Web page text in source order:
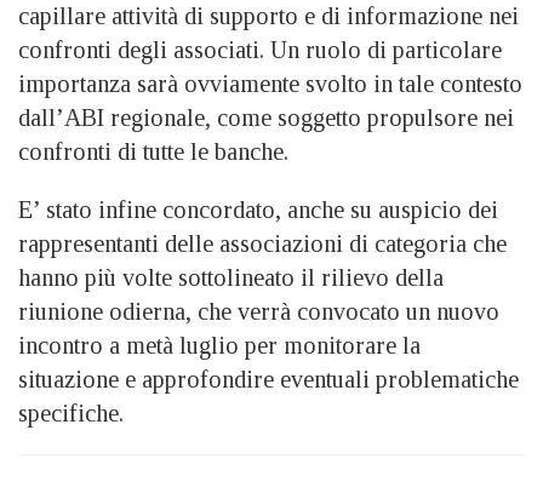
capillare attività di supporto e di informazione nei
confronti degli associati. Un ruolo di particolare
importanza sarà ovviamente svolto in tale contesto
dall’ABI regionale, come soggetto propulsore nei
confronti di tutte le banche.
E’ stato infine concordato, anche su auspicio dei
rappresentanti delle associazioni di categoria che
hanno più volte sottolineato il rilievo della
riunione odierna, che verrà convocato un nuovo
incontro a metà luglio per monitorare la
situazione e approfondire eventuali problematiche
specifiche.